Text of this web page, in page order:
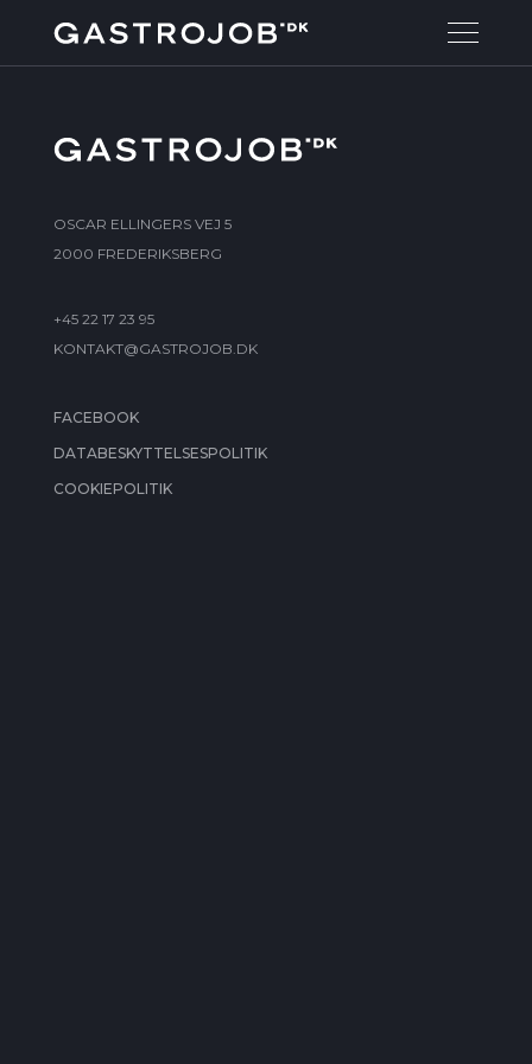
OSCAR ELLINGERS VEJ 5
2000 FREDERIKSBERG
+45 22 17 23 95
KONTAKT@GASTROJOB.DK
FACEBOOK
DATABESKYTTELSESPOLITIK
COOKIEPOLITIK